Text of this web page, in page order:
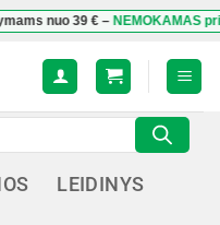
39 €–NEMOKAMAS
LEIDINYS